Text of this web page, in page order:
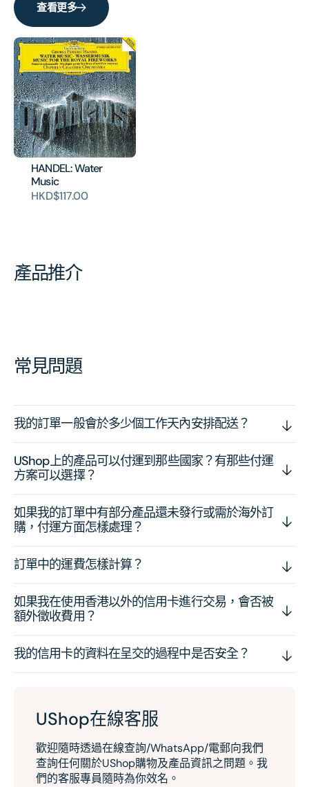
查看更多
HANDEL: Water
Music
HKD$117.00
產品推介
常見問題
我的訂單一般會於多少個工作天內安排配送？
UShop上的產品可以付運到那些國家？有那些付運
方案可以選擇？
如果我的訂單中有部分產品還未發行或需於海外訂
購，付運方面怎樣處理？
訂單中的運費怎樣計算？
如果我在使用香港以外的信用卡進行交易，會否被
額外徵收費用？
我的信用卡的資料在呈交的過程中是否安全？
UShop在線客服
歡迎隨時透過在線查詢/WhatsApp/電郵向我們
查詢任何關於UShop購物及產品資訊之問題。我
們的客服專員隨時為你效名。